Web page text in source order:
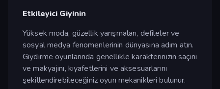
Etkileyici Giyinin
Yüksek moda, güzellik yarışmaları, defileler ve
sosyal medya fenomenlerinin dünyasına adım atın.
Giydirme oyunlarında genellikle karakterinizin saçını
ve makyajını, kıyafetlerini ve aksesuarlarını
şekillendirebileceğiniz oyun mekanikleri bulunur.